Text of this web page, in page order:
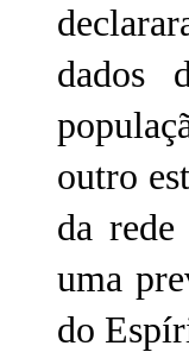
dados
outro
da
uma
do